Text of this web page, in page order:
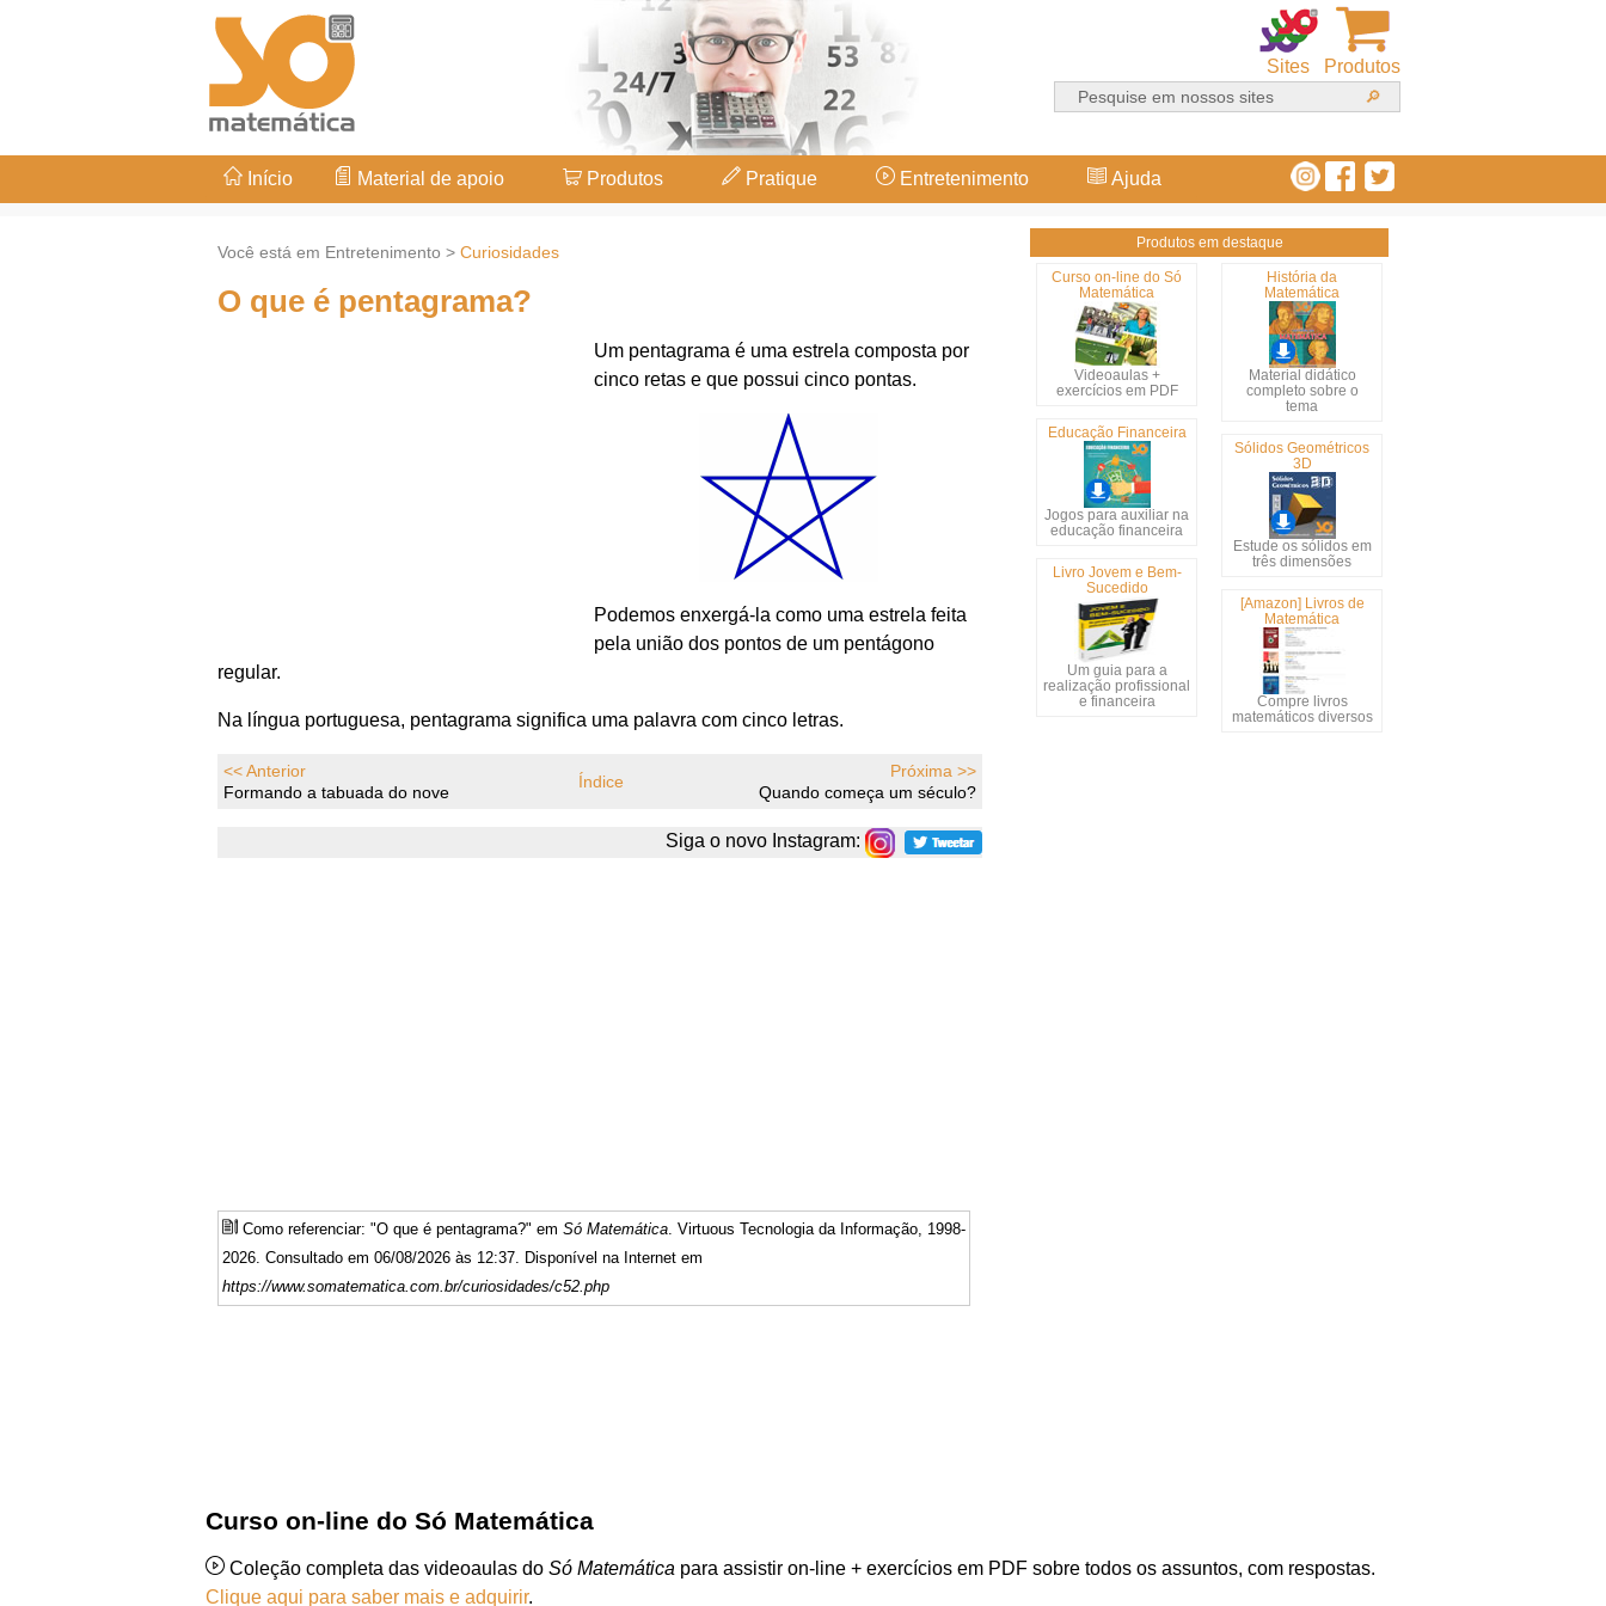
Produtos
Sites
Início Material de apoio Produtos Pratique Entretenimento Ajuda
Você está em Entretenimento > Curiosidades
O que é pentagrama?
Um pentagrama é uma estrela composta por
cinco retas e que possui cinco pontas.
Podemos enxergá-la como uma estrela feita
pela união dos pontos de um pentágono
regular.
Na língua portuguesa, pentagrama significa uma palavra com cinco letras.
<< Anterior
Formando a tabuada do nove
Índice
Próxima >>
Quando começa um século?
Siga o novo Instagram:
Como referenciar: "O que é pentagrama?" em Só Matemática . Virtuous Tecnologia da Informação, 1998-
2026. Consultado em 06/08/2026 às 12:37. Disponível na Internet em
https://www.somatematica.com.br/curiosidades/c52.php
Produtos em destaque
Curso on-line do Só
Matemática
Videoaulas +
exercícios em PDF
História da
Matemática
Material didático
completo sobre o
tema
Educação Financeira
Jogos para auxiliar na
educação financeira
Sólidos Geométricos
3D
Estude os sólidos em
três dimensões
Livro Jovem e Bem-
Sucedido
Um guia para a
realização profissional
e financeira
[Amazon] Livros de
Matemática
Compre livros
matemáticos diversos
Curso on-line do Só Matemática
Coleção completa das videoaulas do Só Matemática para assistir on-line + exercícios em PDF sobre todos os assuntos, com respostas.
Clique aqui para saber mais e adquirir.